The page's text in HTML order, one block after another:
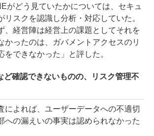
がどう見ていたかについては、セキュ
リスクを認識し分析・対応していた。
、経営陣は経営上の課題としてそれを
かったのは、ガバメントアクセスのリ
をできなかった」と評した。
ど確認できないものの、リスク管理不
よれば、ユーザーデータへの不適切
への漏えいの事実は認められなかった